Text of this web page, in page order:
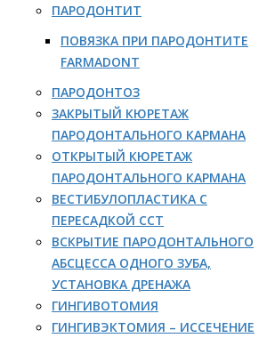
ПАРОДОНТИТ
ПОВЯЗКА ПРИ ПАРОДОНТИТЕ
FARMADONT
ПАРОДОНТОЗ
ЗАКРЫТЫЙ КЮРЕТАЖ
ПАРОДОНТАЛЬНОГО КАРМАНА
ОТКРЫТЫЙ КЮРЕТАЖ
ПАРОДОНТАЛЬНОГО КАРМАНА
ВЕСТИБУЛОПЛАСТИКА С
ПЕРЕСАДКОЙ ССТ
ВСКРЫТИЕ ПАРОДОНТАЛЬНОГО
АБСЦЕССА ОДНОГО ЗУБА,
УСТАНОВКА ДРЕНАЖА
ГИНГИВОТОМИЯ
ГИНГИВЭКТОМИЯ – ИССЕЧЕНИЕ